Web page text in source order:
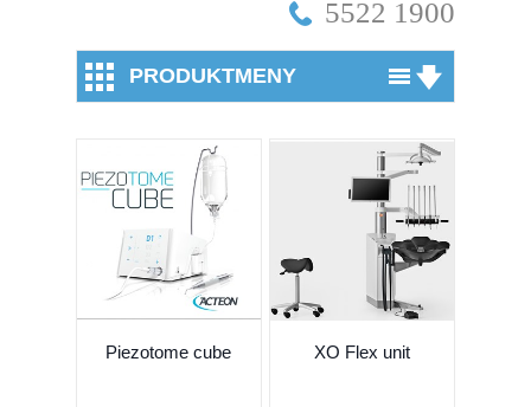
5522 1900
PRODUKTMENY
Røntgen / Kamera
Mikroskop
Vinkelstykker
Turbiner og koblinger
Håndstykker og mikromotorer
Piezotome cube XO Flex unit